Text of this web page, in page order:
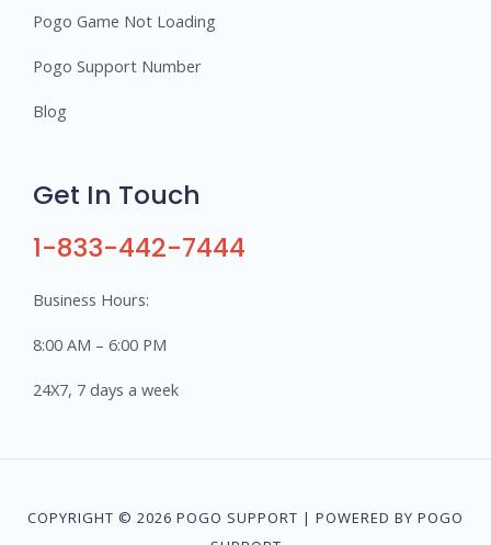
Pogo Game Not Loading
Pogo Support Number
Blog
Get In Touch
1-833-442-7444
Business Hours:
8:00 AM – 6:00 PM
24X7, 7 days a week
COPYRIGHT © 2026 POGO SUPPORT | POWERED BY POGO